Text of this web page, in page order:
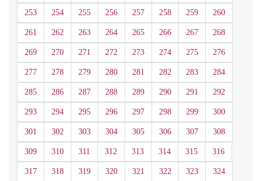
253 254 255 256 257 258 259 260
261 262 263 264 265 266 267 268
269 270 271 272 273 274 275 276
277 278 279 280 281 282 283 284
285 286 287 288 289 290 291 292
293 294 295 296 297 298 299 300
301 302 303 304 305 306 307 308
309 310 311 312 313 314 315 316
317 318 319 320 321 322 323 324